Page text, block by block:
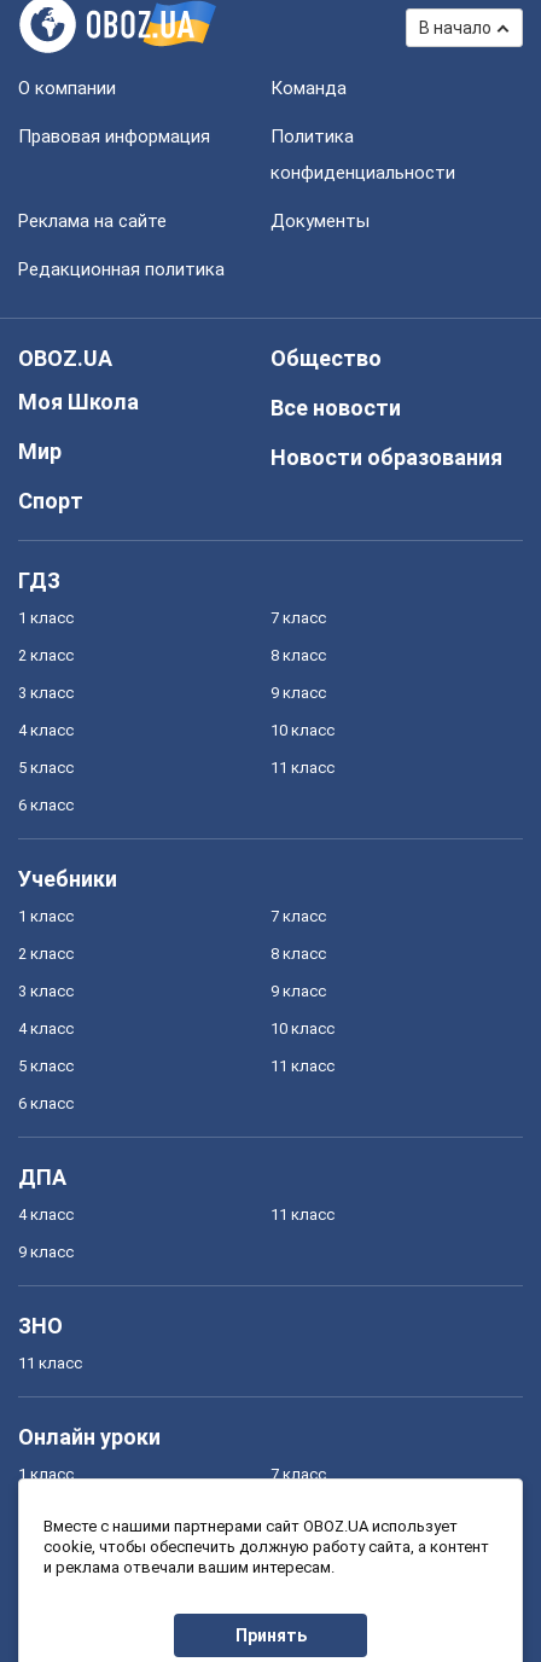
В начало
О компании Команда
Правовая информация
Политика
конфиденциальности
Реклама на сайте Документы
Редакционная политика
OBOZ.UA
Моя Школа
Мир
Спорт
Общество
Все новости
Новости образования
ГДЗ
1 класс
2 класс
3 класс
4 класс
5 класс
6 класс
7 класс
8 класс
9 класс
10 класс
11 класс
Учебники
1 класс
2 класс
3 класс
4 класс
5 класс
6 класс
7 класс
8 класс
9 класс
10 класс
11 класс
ДПА
4 класс
9 класс
11 класс
ЗНО
11 класс
Онлайн уроки
1 класс
3 класс
7 класс
9 класс
Вместе с нашими партнерами сайт OBOZ.UA использует
cookie, чтобы обеспечить должную работу сайта, а контент
и реклама отвечали вашим интересам.
Принять